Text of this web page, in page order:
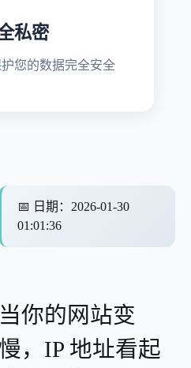
私密
您的数据完全安全
📅 日期 ： 2026-01-30
01:01:36
当你的网站变
慢，IP 地址看起